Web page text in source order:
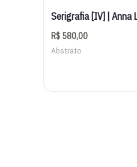
Serigrafia [IV] | Anna
R$ 580,00
Abstrato